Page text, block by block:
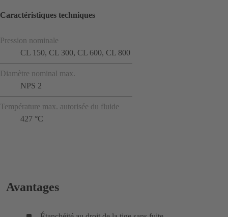
Caractéristiques techniques
Pression nominale
CL 150, CL 300, CL 600, CL 800
Diamètre nominal max.
NPS 2
Température max. autorisée du fluide
427 °C
Avantages